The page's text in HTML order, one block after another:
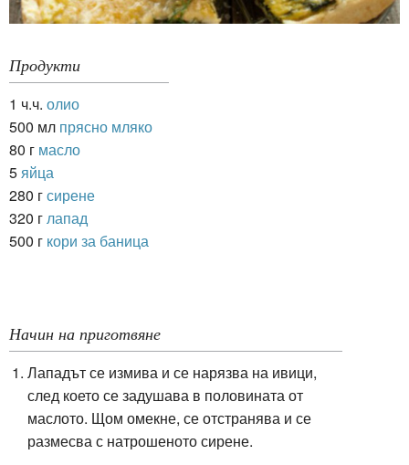
Продукти
1 ч.ч. олио
500 мл прясно мляко
80 г масло
5 яйца
280 гсирене
320 г лапад
500 г кори за баница
Начин на приготвяне
Лападът се измива и се нарязва на ивици,
след което се задушава в половината от
маслото. Щом омекне, се отстранява и се
размесва с натрошеното сирене.